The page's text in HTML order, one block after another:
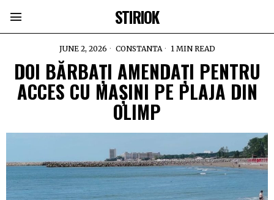
STIRIOK
JUNE 2, 2026 CONSTANTA 1 MIN READ
DOI BĂRBAȚI AMENDAȚI PENTRU
ACCES CU MAȘINI PE PLAJA DIN
OLIMP